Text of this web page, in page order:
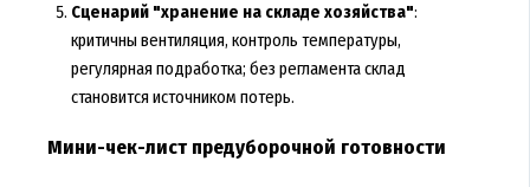
Сценарий "хранение на складе хозяйства":
критичны вентиляция, контроль температуры,
регулярная подработка; без регламента склад
становится источником потерь.
Мини-чек-лист предуборочной готовности